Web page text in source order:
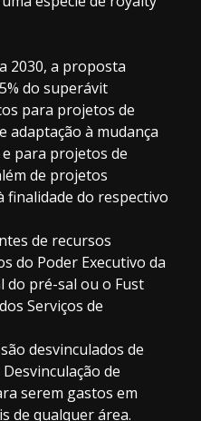
2030, a proposta
do superávit
para projetos de
à mudança
para projetos de
de projetos
finalidade do respectivo
de recursos
do Poder Executivo da
do pré-sal ou o Fust
Serviços de
desvinculados de
de
serem gastos em
de qualquer área.